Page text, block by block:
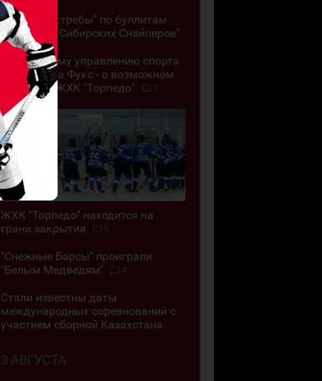
"Омские Ястребы" по буллитам
обыграли "Сибирских Снайперов"
"Позор всему управлению спорта
ВКО". Алёна Фукс - о возможном
закрытии ЖХК "Торпедо"
2
ЖХК "Торпедо" находится на
грани закрытия
9
"Снежные Барсы" проиграли
"Белым Медведям"
4
Стали известны даты
международных соревнований с
участием сборной Казахстана
3 АВГУСТА